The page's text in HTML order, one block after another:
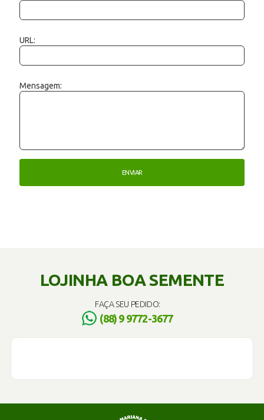
URL:
Mensagem:
LOJINHA BOA SEMENTE
FAÇA SEU PEDIDO:
(88) 9 9772-3677